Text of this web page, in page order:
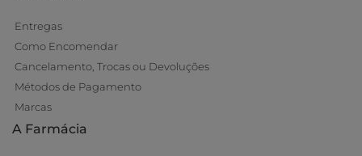
Entregas
Como Encomendar
Cancelamento, Trocas ou Devoluções
Métodos de Pagamento
Marcas
A Farmácia